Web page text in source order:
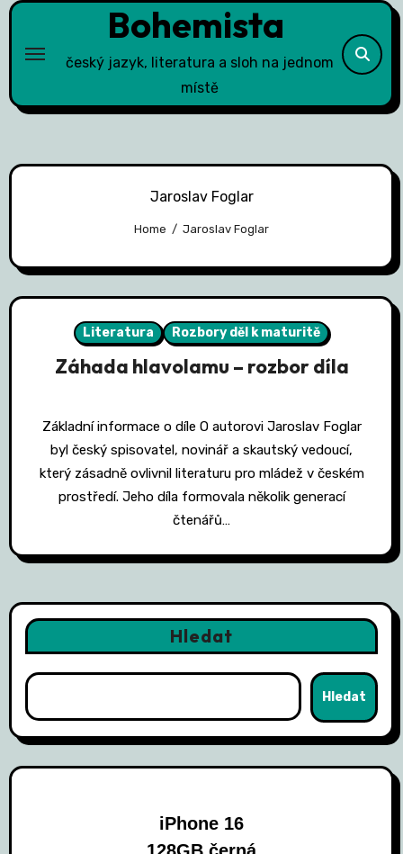
Skip
content
Bohemista
český jazyk, literatura a sloh na jednom
místě
Jaroslav Foglar
Home Jaroslav Foglar
Literatura Rozbory děl k maturitě
Záhada hlavolamu – rozbor díla
Základní informace o díle O autorovi Jaroslav Foglar
byl český spisovatel, novinář a skautský vedoucí,
který zásadně ovlivnil literaturu pro mládež v českém
prostředí. Jeho díla formovala několik generací
čtenářů…
Hledat
Hledat